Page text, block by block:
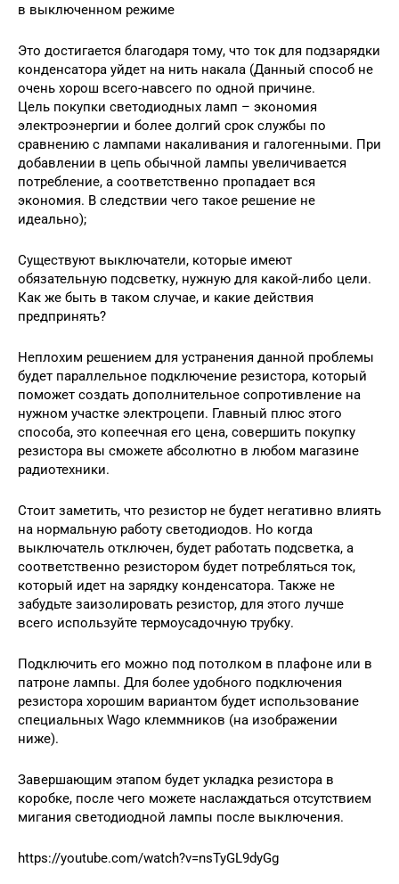
в выключенном режиме
Это достигается благодаря тому, что ток для подзарядки
конденсатора уйдет на нить накала (Данный способ не
очень хорош всего-навсего по одной причине.
Цель покупки светодиодных ламп – экономия
электроэнергии и более долгий срок службы по
сравнению с лампами накаливания и галогенными. При
добавлении в цепь обычной лампы увеличивается
потребление, а соответственно пропадает вся
экономия. В следствии чего такое решение не
идеально);
Существуют выключатели, которые имеют
обязательную подсветку, нужную для какой-либо цели.
Как же быть в таком случае, и какие действия
предпринять?
Неплохим решением для устранения данной проблемы
будет параллельное подключение резистора, который
поможет создать дополнительное сопротивление на
нужном участке электроцепи. Главный плюс этого
способа, это копеечная его цена, совершить покупку
резистора вы сможете абсолютно в любом магазине
радиотехники.
Стоит заметить, что резистор не будет негативно влиять
на нормальную работу светодиодов. Но когда
выключатель отключен, будет работать подсветка, а
соответственно резистором будет потребляться ток,
который идет на зарядку конденсатора. Также не
забудьте заизолировать резистор, для этого лучше
всего используйте термоусадочную трубку.
Подключить его можно под потолком в плафоне или в
патроне лампы. Для более удобного подключения
резистора хорошим вариантом будет использование
специальных Wago клеммников (на изображении
ниже).
Завершающим этапом будет укладка резистора в
коробке, после чего можете наслаждаться отсутствием
мигания светодиодной лампы после выключения.
https://youtube.com/watch?v=nsTyGL9dyGg